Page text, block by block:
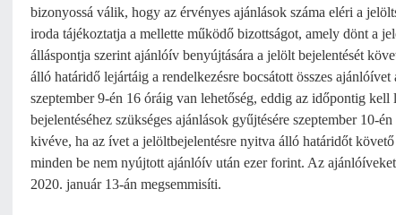
bizonyossá válik, hogy az érvényes ajánlások száma eléri a
iroda tájékoztatja a mellette működő bizottságot, amely dönt a
álláspontja szerint ajánlóív benyújtására a jelölt bejelentését
álló határidő lejártáig a rendelkezésre bocsátott összes
szeptember 9-én 16 óráig van lehetőség, eddig az időpontig
bejelentéséhez szükséges ajánlások gyűjtésére szeptember 10-
kivéve, ha az ívet a jelöltbejelentésre nyitva álló határidőt
minden be nem nyújtott ajánlóív után ezer forint. Az
2020. január 13-án megsemmisíti.